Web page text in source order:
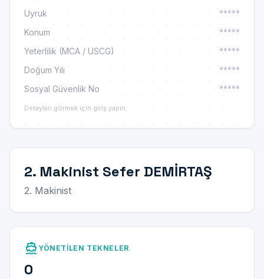
Uyruk
*****
Konum
*****
Yeterlilik (MCA / USCG)
*****
Doğum Yılı
*****
Sosyal Güvenlik No
*****
Detayları görmek için giriş yapın.
2. Makinist Sefer DEMİRTAŞ
2. Makinist
directions_boat YÖNETILEN TEKNELER
0